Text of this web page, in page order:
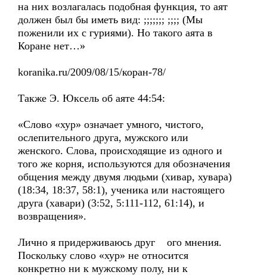
на них возлагалась подобная функция, то аят
должен был бы иметь вид: ;;;;;;; ;;;; (Мы
поженили их с гуриями). Но такого аята в
Коране нет…»
koranika.ru/2009/08/15/коран-78/
Также Э. Юксель об аяте 44:54:
«Слово «хур» означает умного, чистого,
ослепительного друга, мужского или
женского. Слова, происходящие из одного и
того же корня, используются для обозначения
общения между двумя людьми (хивар, хувара)
(18:34, 18:37, 58:1), ученика или настоящего
друга (хавари) (3:52, 5:111-112, 61:14), и
возвращения».
Лично я придерживаюсь друг ого мнения.
Поскольку слово «хур» не относится
конкретно ни к мужскому полу, ни к